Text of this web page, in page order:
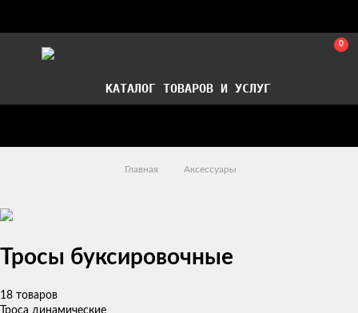
0
КАТАЛОГ ТОВАРОВ И УСЛУГ
Главная Аксессуары
Тросы буксировочные
18 товаров
Троса динамические